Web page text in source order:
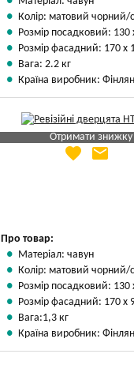
Колір: матовий чорний/
Розмір посадковий:
Розмір фасадний: 170 х
Вага: 2.2 кг
Країна виробник:
Отримати знижку
Яка Ваша ціна
favorite email
Про товар:
Матеріал: чавун
Колір: матовий чорний/
Розмір посадковий: 130
Розмір фасадний: 170 х
Вага:1,3 кг
Країна виробник: